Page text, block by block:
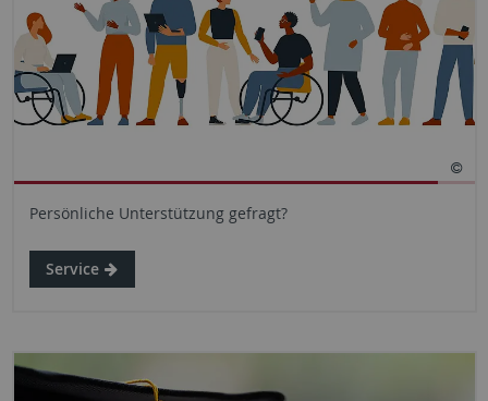
Persönliche Unterstützung gefragt?
Service